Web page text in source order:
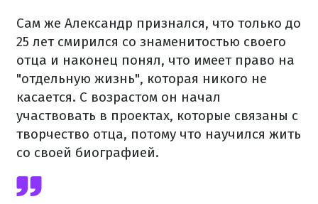
Сам же Александр признался, что только до
25 лет смирился со знаменитостью своего
отца и наконец понял, что имеет право на
"отдельную жизнь", которая никого не
касается. С возрастом он начал
участвовать в проектах, которые связаны с
творчество отца, потому что научился жить
со своей биографией.